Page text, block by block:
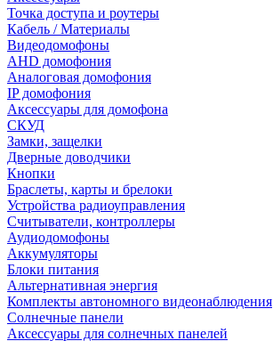
Точка доступа и роутеры
Кабель / Материалы
Видеодомофоны
AHD домофония
Аналоговая домофония
IP домофония
Аксессуары для домофона
СКУД
Замки, защелки
Дверные доводчики
Кнопки
Браслеты, карты и брелоки
Устройства радиоуправления
Считыватели, контроллеры
Аудиодомофоны
Аккумуляторы
Блоки питания
Альтернативная энергия
Комплекты автономного видеонаблюдения
Солнечные панели
Аксессуары для солнечных панелей